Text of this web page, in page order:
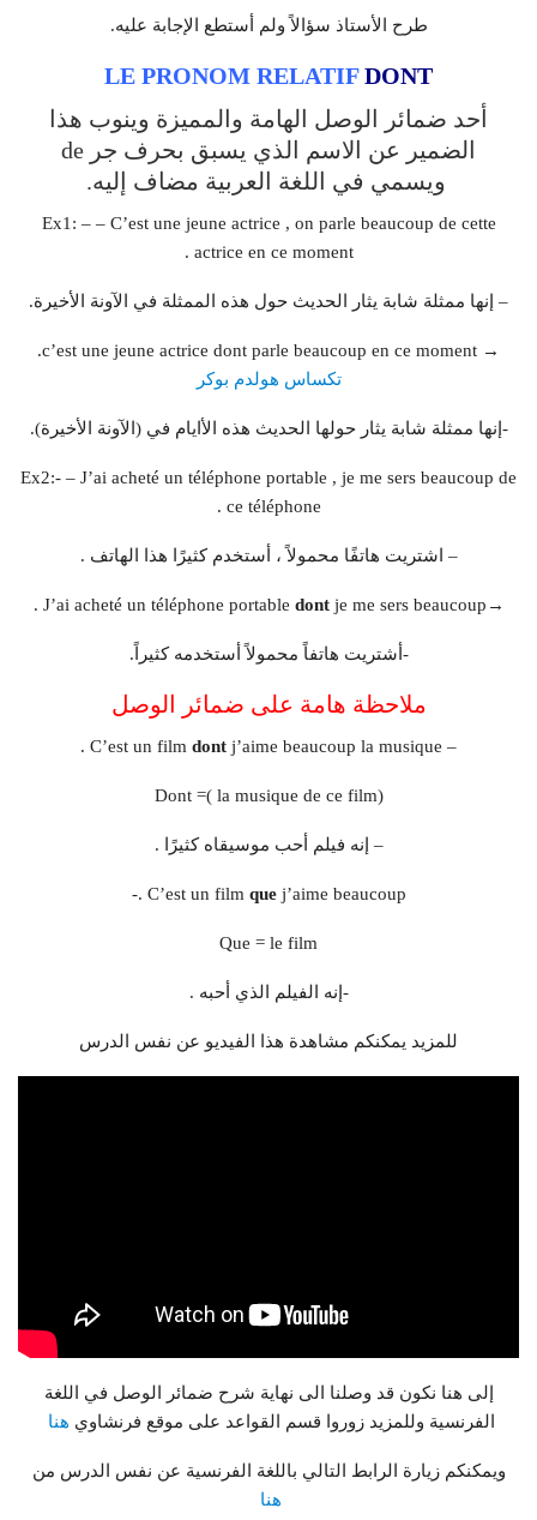
طرح الأستاذ سؤالاً ولم أستطع الإجابة عليه.
LE PRONOM RELATIFDONT
أحد ضمائر الوصل الهامة والمميزة وينوب هذا
الضمير عن الاسم الذي يسبق بحرف جر de
ويسمي في اللغة العربية مضاف إليه.
Ex1: – – C’est une jeune actrice , on parle beaucoup de cette
actrice en ce moment .
– إنها ممثلة شابة يثار الحديث حول هذه الممثلة في الآونة الأخيرة.
→ c’est une jeune actrice dont parle beaucoup en ce moment.
تكساس هولدم بوكر
-إنها ممثلة شابة يثار حولها الحديث هذه الأايام في (الآونة الأخيرة).
Ex2:- – J’ai acheté un téléphone portable , je me sers beaucoup de
ce téléphone .
– اشتريت هاتفًا محمولاً ، أستخدم كثيرًا هذا الهاتف .
→J’ai acheté un téléphone portable
dont je me sers beaucoup .
-أشتريت هاتفاً محمولاً أستخدمه كثيراً.
ملاحظة هامة على ضمائر الوصل
– C’est un film
dont j’aime beaucoup la musique .
Dont =( la musique de ce film)
– إنه فيلم أحب موسيقاه كثيرًا .
C’est un film que j’aime beaucoup .-
Que = le film
-إنه الفيلم الذي أحبه .
للمزيد يمكنكم مشاهدة هذا الفيديو عن نفس الدرس
إلى هنا نكون قد وصلنا الى نهاية شرح ضمائر الوصل في اللغة
الفرنسية وللمزيد زوروا قسم القواعد على موقع فرنشاوي هنا
ويمكنكم زيارة الرابط التالي باللغة الفرنسية عن نفس الدرس من
هنا